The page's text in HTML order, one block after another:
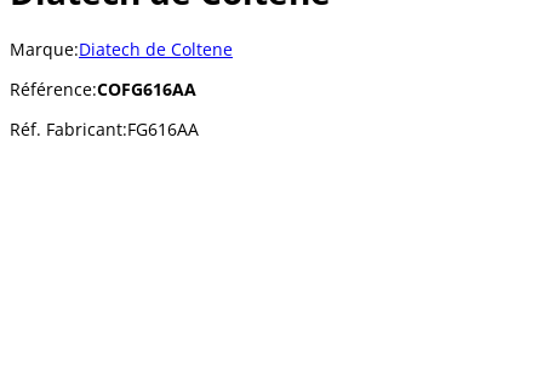
Marque:Diatech de Coltene
Référence:COFG616AA
Réf. Fabricant:FG616AA